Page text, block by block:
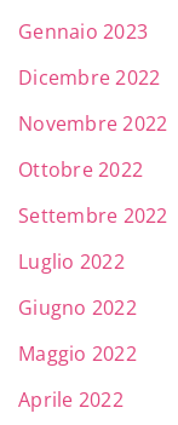
Gennaio 2023
Dicembre 2022
Novembre 2022
Ottobre 2022
Settembre 2022
Luglio 2022
Giugno 2022
Maggio 2022
Aprile 2022